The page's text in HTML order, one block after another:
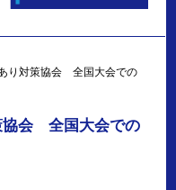
あり対策協会 全国大会での
協会 全国大会での